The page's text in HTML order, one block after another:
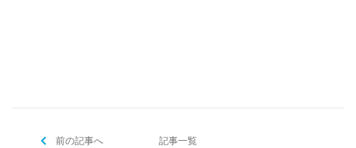
前の記事へ 記事一覧